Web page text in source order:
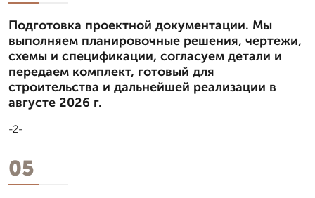
Подготовка проектной документации. Мы
выполняем планировочные решения, чертежи,
схемы и спецификации, согласуем детали и
передаем комплект, готовый для
строительства и дальнейшей реализации в
августе 2026 г.
-2-
05